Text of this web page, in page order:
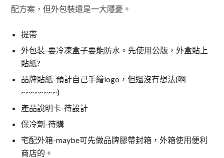
配方案，但外包裝還是一大隱憂。
提帶
外包裝-要冷凍盒子要能防水。先使用公版，外盒貼上
貼紙?
品牌貼紙-預計自己手繪logo，但還沒有想法(啊
~~~~~~~~)
產品說明卡-待設計
保冷劑-待購
宅配外箱-maybe可先做品牌膠帶封箱，外箱使用便利
商店的。